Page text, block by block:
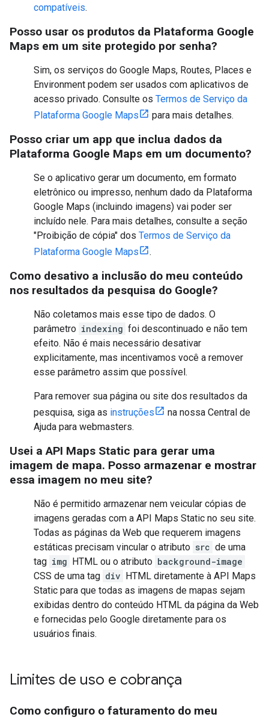
compatíveis.
Posso usar os produtos da Plataforma Google
Maps em um site protegido por senha?
Sim, os serviços do Google Maps, Routes, Places e
Environment podem ser usados com aplicativos de
acesso privado. Consulte os Termos de Serviço da
Plataforma Google Maps
para mais detalhes.
Posso criar um app que inclua dados da
Plataforma Google Maps em um documento?
Se o aplicativo gerar um documento, em formato
eletrônico ou impresso, nenhum dado da Plataforma
Google Maps (incluindo imagens) vai poder ser
incluído nele. Para mais detalhes, consulte a seção
"Proibição de cópia" dos Termos de Serviço da
Plataforma Google Maps
.
Como desativo a inclusão do meu conteúdo
nos resultados da pesquisa do Google?
Não coletamos mais esse tipo de dados. O
parâmetro indexing foi descontinuado e não tem
efeito. Não é mais necessário desativar
explicitamente, mas incentivamos você a remover
esse parâmetro assim que possível.
Para remover sua página ou site dos resultados da
pesquisa, siga as instruções
na nossa Central de
Ajuda para webmasters.
Usei a API Maps Static para gerar uma
imagem de mapa. Posso armazenar e mostrar
essa imagem no meu site?
Não é permitido armazenar nem veicular cópias de
imagens geradas com a API Maps Static no seu site.
Todas as páginas da Web que requerem imagens
estáticas precisam vincular o atributo src de uma
tag img HTML ou o atributo background-image
CSS de uma tag div HTML diretamente à API Maps
Static para que todas as imagens de mapas sejam
exibidas dentro do conteúdo HTML da página da Web
e fornecidas pelo Google diretamente para os
usuários finais.
Limites de uso e cobrança
Como configuro o faturamento do meu